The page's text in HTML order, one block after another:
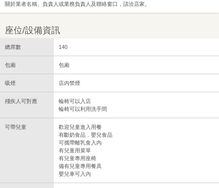
關於業者名稱、負責人或業務負責人及聯絡窗口，請洽店家。
座位/設備資訊
總席數 140
包廂 包廂
吸煙 店内禁煙
殘疾人可對應
輪椅可以入店
輪椅可以利用洗手間
可帶兒童
歡迎兒童進入用餐
有斷奶食品．嬰兒食品
可攜帶離乳食入內
有兒童用菜單
有兒童專用座椅
備有兒童專用餐具
嬰兒車可入內